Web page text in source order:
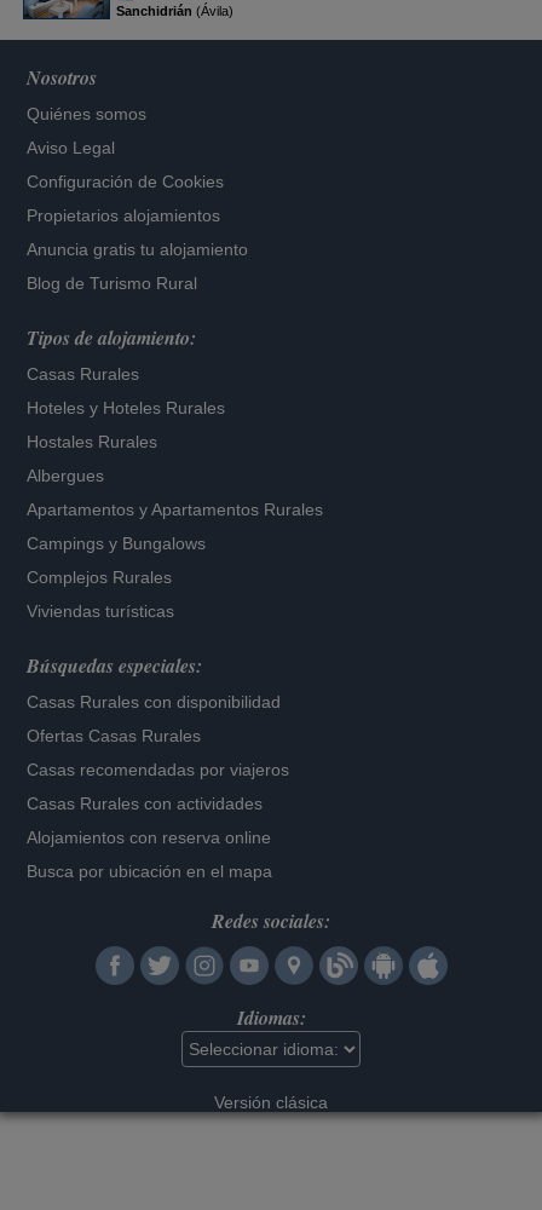
Sanchidrián (Ávila)
Nosotros
Quiénes somos
Aviso Legal
Configuración de Cookies
Propietarios alojamientos
Anuncia gratis tu alojamiento
Blog de Turismo Rural
Tipos de alojamiento:
Casas Rurales
Hoteles y Hoteles Rurales
Hostales Rurales
Albergues
Apartamentos yApartamentos Rurales
Campings y Bungalows
Complejos Rurales
Viviendas turísticas
Búsquedas especiales:
Casas Rurales con disponibilidad
Ofertas Casas Rurales
Casas recomendadas por viajeros
Casas Rurales con actividades
Alojamientos con reserva online
Busca por ubicación en el mapa
Redes sociales:
Idiomas:
Versión clásica